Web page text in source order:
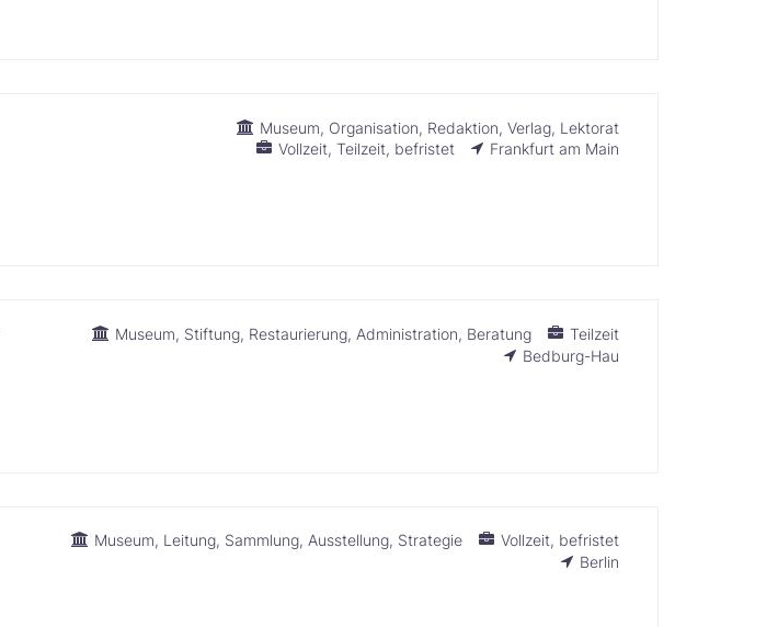
Museum Organisation Redaktion Verlag Lektorat
Vollzeit Teilzeit befristet
Frankfurt am Main
Museum Stiftung Restaurierung Administration Beratung
Teilzeit
Bedburg-Hau
Museum Leitung Sammlung Ausstellung Strategie Vollzeit befristet
Berlin